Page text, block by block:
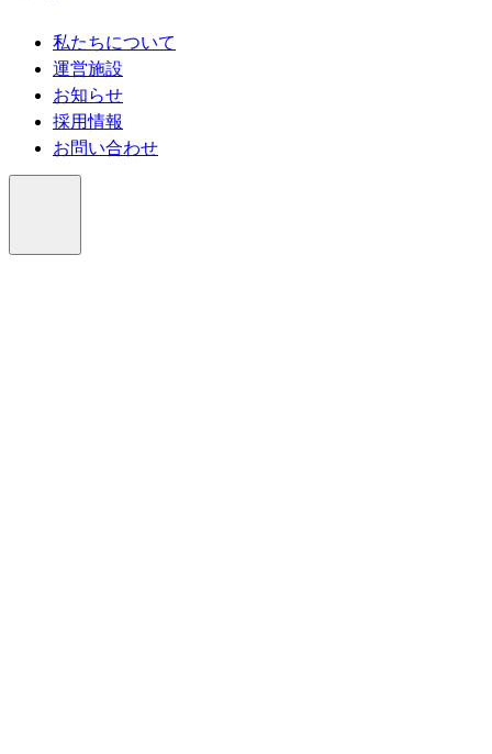
私たちについて
運営施設
お知らせ
採用情報
お問い合わせ